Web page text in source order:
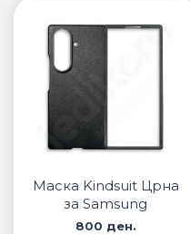
Маска Kindsuit Црна
за Samsung
800 ден.